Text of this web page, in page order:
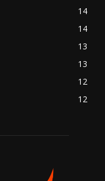
14
14
13
13
12
12